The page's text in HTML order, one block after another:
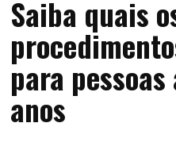
Saiba quais
para
anos